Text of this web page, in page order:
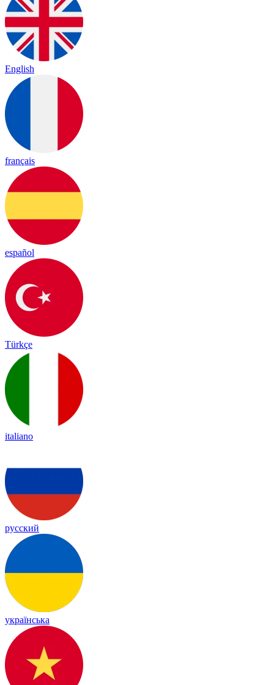
English
français
español
Türkçe
italiano
русский
українська